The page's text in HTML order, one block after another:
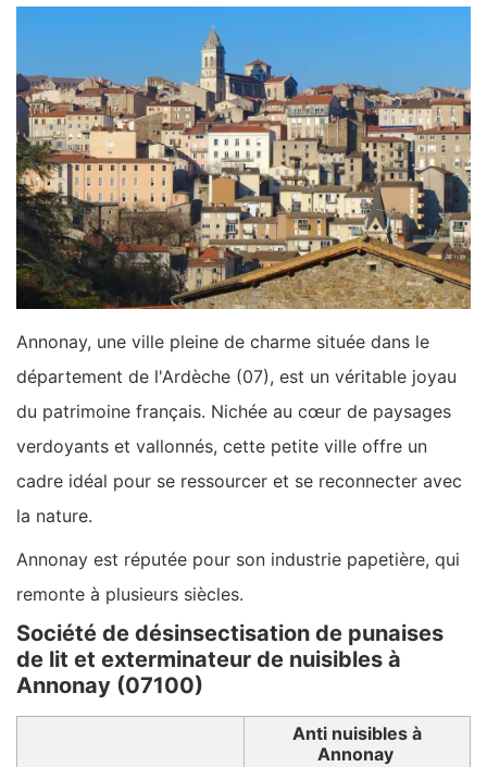
Annonay, une ville pleine de charme située dans le
département de l'Ardèche (07), est un véritable joyau
du patrimoine français. Nichée au cœur de paysages
verdoyants et vallonnés, cette petite ville offre un
cadre idéal pour se ressourcer et se reconnecter avec
la nature.
Annonay est réputée pour son industrie papetière, qui
remonte à plusieurs siècles.
Société de désinsectisation de punaises
de lit et exterminateur de nuisibles à
Annonay (07100)
Anti nuisibles à
Annonay